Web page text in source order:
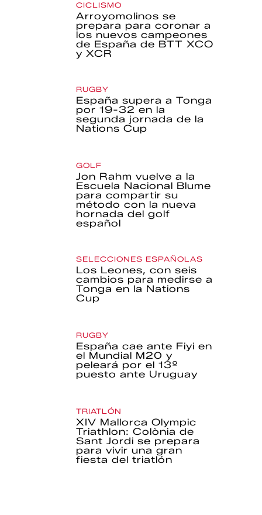
CICLISMO
Arroyomolinos se
prepara para coronar a
los nuevos campeones
de España de BTT XCO
y XCR
RUGBY
España supera a Tonga
por 19-32 en la
segunda jornada de la
Nations Cup
GOLF
Jon Rahm vuelve a la
Escuela Nacional Blume
para compartir su
método con la nueva
hornada del golf
español
SELECCIONES ESPAÑOLAS
Los Leones, con seis
cambios para medirse a
Tonga en la Nations
Cup
RUGBY
España cae ante Fiyi en
el Mundial M20 y
peleará por el 13º
puesto ante Uruguay
TRIATLÓN
XIV Mallorca Olympic
Triathlon: Colònia de
Sant Jordi se prepara
para vivir una gran
fiesta del triatlón